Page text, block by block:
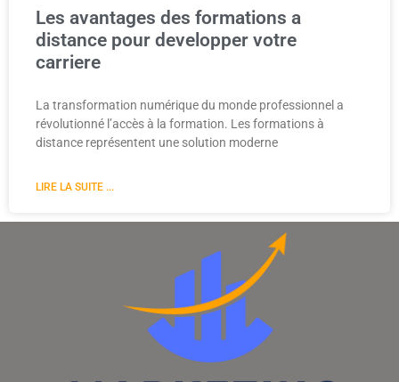
Les avantages des formations a
distance pour developper votre
carriere
La transformation numérique du monde professionnel a
révolutionné l’accès à la formation. Les formations à
distance représentent une solution moderne
LIRE LA SUITE ...